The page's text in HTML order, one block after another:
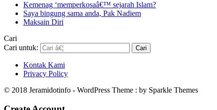
Kemenag ‘memperkosaâ€™ sejarah Islam?
Saya bingung sama anda, Pak Nadiem
Maksain Diri
Cari
Cari untuk:
Kontak Kami
Privacy Policy
© 2018 Jeramidotinfo - WordPress Theme : by Sparkle Themes